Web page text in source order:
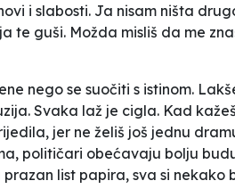
i slabosti. Ja nisam ništa
te guši. Možda misliš da me
nego se suočiti s istinom.
Svaka laž je cigla. Kad
jer ne želiš još jednu
političari obećavaju bolju
list papira, sva si nekako